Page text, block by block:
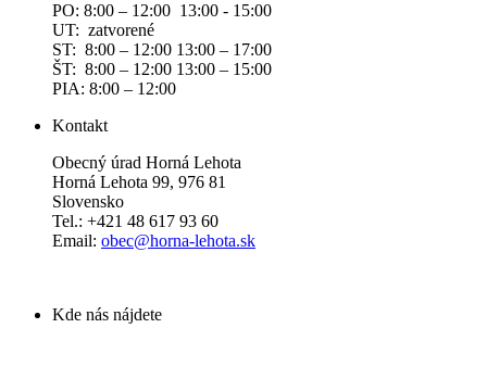
PO: 8:00 – 12:00 13:00 - 15:00
UT: zatvorené
ST: 8:00 – 12:00 13:00 – 17:00
ŠT: 8:00 – 12:00 13:00 – 15:00
PIA: 8:00 – 12:00
Kontakt
Obecný úrad Horná Lehota
Horná Lehota 99, 976 81
Slovensko
Tel.: +421 48 617 93 60
Email: obec@horna-lehota.sk
Kde nás nájdete